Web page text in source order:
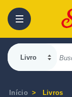
Início Livros